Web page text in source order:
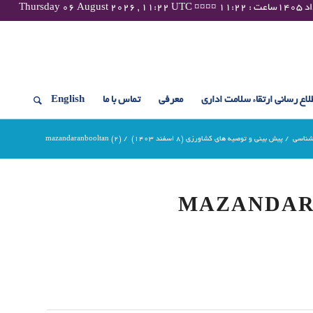
رسانی ارتقاء سلامت اداری معرفی تماس با ما English
/ پیش بینی و توصیه های کشاورزی (8 اسفند ۱۴۰۳) /
mazandaranbooltan (2)